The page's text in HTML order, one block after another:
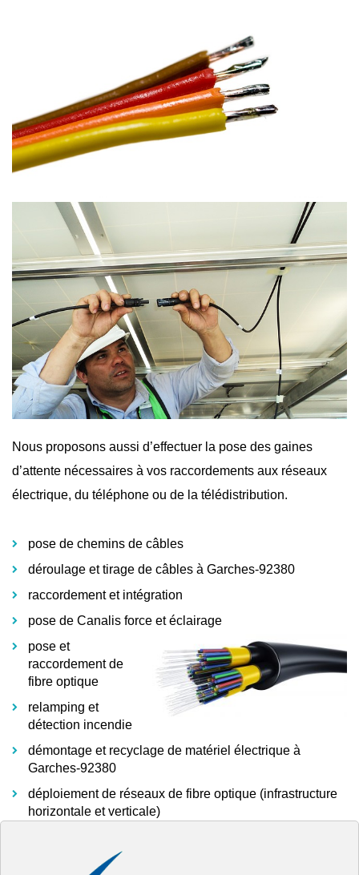
Nous proposons aussi d’effectuer la pose des gaines
d’attente nécessaires à vos raccordements aux réseaux
électrique, du téléphone ou de la télédistribution.
pose de chemins de câbles
déroulage et tirage de câbles à Garches-92380
raccordement et intégration
pose de Canalis force et éclairage
pose et
raccordement de
fibre optique
relamping et
détection incendie
démontage et recyclage de matériel électrique à
Garches-92380
déploiement de réseaux de fibre optique (infrastructure
horizontale et verticale)